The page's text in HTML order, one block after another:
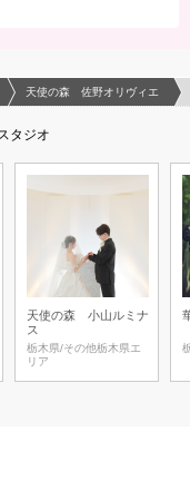
天使の森 佐野オリヴィエ
タジオ
天使の森 小山ルミナ
ス
栃木県/その他栃木県エ
リア